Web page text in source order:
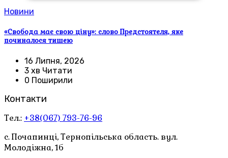
Новини
«Свобода має свою ціну»: слово Предстоятеля, яке
починалося тишею
16 Липня, 2026
3 хв Читати
0 Поширили
Контакти
Тел.: +38(067) 793-76-96
с. Почапинці, Тернопільська область. вул.
Молодіжна, 1б